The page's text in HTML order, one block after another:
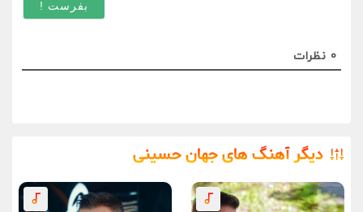
0 نظرات
دیگر آهنگ های جهان حسینی